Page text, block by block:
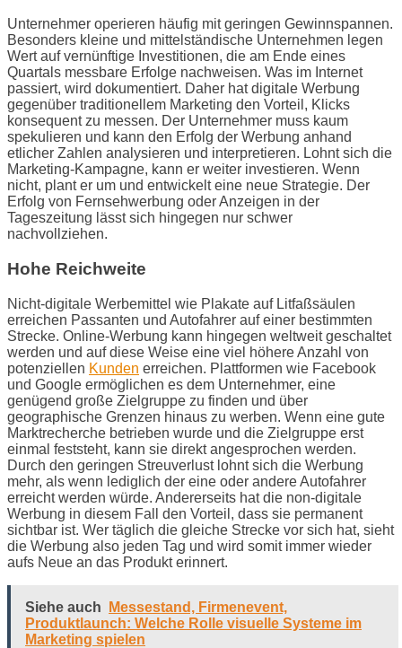
Unternehmer operieren häufig mit geringen Gewinnspannen.
Besonders kleine und mittelständische Unternehmen legen
Wert auf vernünftige Investitionen, die am Ende eines
Quartals messbare Erfolge nachweisen. Was im Internet
passiert, wird dokumentiert. Daher hat digitale Werbung
gegenüber traditionellem Marketing den Vorteil, Klicks
konsequent zu messen. Der Unternehmer muss kaum
spekulieren und kann den Erfolg der Werbung anhand
etlicher Zahlen analysieren und interpretieren. Lohnt sich die
Marketing-Kampagne, kann er weiter investieren. Wenn
nicht, plant er um und entwickelt eine neue Strategie. Der
Erfolg von Fernsehwerbung oder Anzeigen in der
Tageszeitung lässt sich hingegen nur schwer
nachvollziehen.
Hohe Reichweite
Nicht-digitale Werbemittel wie Plakate auf Litfaßsäulen
erreichen Passanten und Autofahrer auf einer bestimmten
Strecke. Online-Werbung kann hingegen weltweit geschaltet
werden und auf diese Weise eine viel höhere Anzahl von
potenziellen Kunden erreichen. Plattformen wie Facebook
und Google ermöglichen es dem Unternehmer, eine
genügend große Zielgruppe zu finden und über
geographische Grenzen hinaus zu werben. Wenn eine gute
Marktrecherche betrieben wurde und die Zielgruppe erst
einmal feststeht, kann sie direkt angesprochen werden.
Durch den geringen Streuverlust lohnt sich die Werbung
mehr, als wenn lediglich der eine oder andere Autofahrer
erreicht werden würde. Andererseits hat die non-digitale
Werbung in diesem Fall den Vorteil, dass sie permanent
sichtbar ist. Wer täglich die gleiche Strecke vor sich hat, sieht
die Werbung also jeden Tag und wird somit immer wieder
aufs Neue an das Produkt erinnert.
Siehe auch
Messestand, Firmenevent,
Produktlaunch: Welche Rolle visuelle Systeme im
Marketing spielen